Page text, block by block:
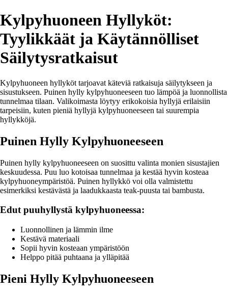
Kylpyhuoneen Hyllyköt:
Tyylikkäät ja Käytännölliset
Säilytysratkaisut
Kylpyhuoneen hyllyköt tarjoavat käteviä ratkaisuja säilytykseen ja
sisustukseen. Puinen hylly kylpyhuoneeseen tuo lämpöä ja luonnollista
tunnelmaa tilaan. Valikoimasta löytyy erikokoisia hyllyjä erilaisiin
tarpeisiin, kuten pieniä hyllyjä kylpyhuoneeseen tai suurempia
hyllykköjä.
Puinen Hylly Kylpyhuoneeseen
Puinen hylly kylpyhuoneeseen on suosittu valinta monien sisustajien
keskuudessa. Puu luo kotoisaa tunnelmaa ja kestää hyvin kosteaa
kylpyhuoneympäristöä. Puinen hyllykkö voi olla valmistettu
esimerkiksi kestävästä ja laadukkaasta teak-puusta tai bambusta.
Edut puuhyllystä kylpyhuoneessa:
Luonnollinen ja lämmin ilme
Kestävä materiaali
Sopii hyvin kosteaan ympäristöön
Helppo pitää puhtaana ja ylläpitää
Pieni Hylly Kylpyhuoneeseen